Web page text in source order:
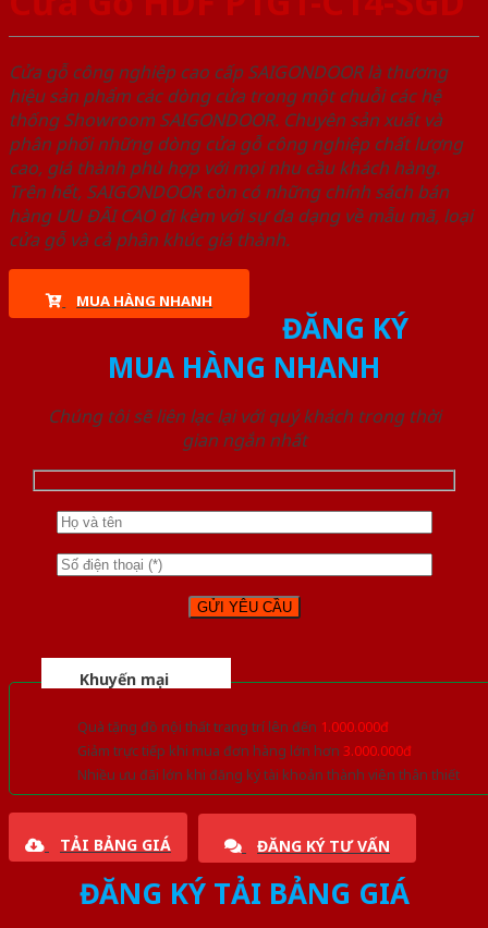
Cửa gỗ công nghiệp cao cấp SAIGONDOOR là thương
hiệu sản phẩm các dòng cửa trong một chuỗi các hệ
thống Showroom SAIGONDOOR. Chuyên sản xuất và
phân phối những dòng cửa gỗ công nghiệp chất lượng
cao, giá thành phù hợp với mọi nhu cầu khách hàng.
Trên hết, SAIGONDOOR còn có những chính sách bán
hàng ƯU ĐÃI CAO đi kèm với sự đa dạng về mẫu mã, loại
cửa gỗ và cả phân khúc giá thành.
MUA HÀNG NHANH
ĐĂNG KÝ
MUA HÀNG NHANH
Chúng tôi sẽ liên lạc lại với quý khách trong thời
gian ngắn nhất
Khuyến mại
Quà tặng đồ nội thất trang trí lên đến 1.000.000đ
Giảm trực tiếp khi mua đơn hàng lớn hơn 3.000.000đ
Nhiều ưu đãi lớn khi đăng ký tài khoản thành viên thân thiết
TẢI BẢNG GIÁ ĐĂNG KÝ TƯ VẤN
ĐĂNG KÝ TẢI BẢNG GIÁ